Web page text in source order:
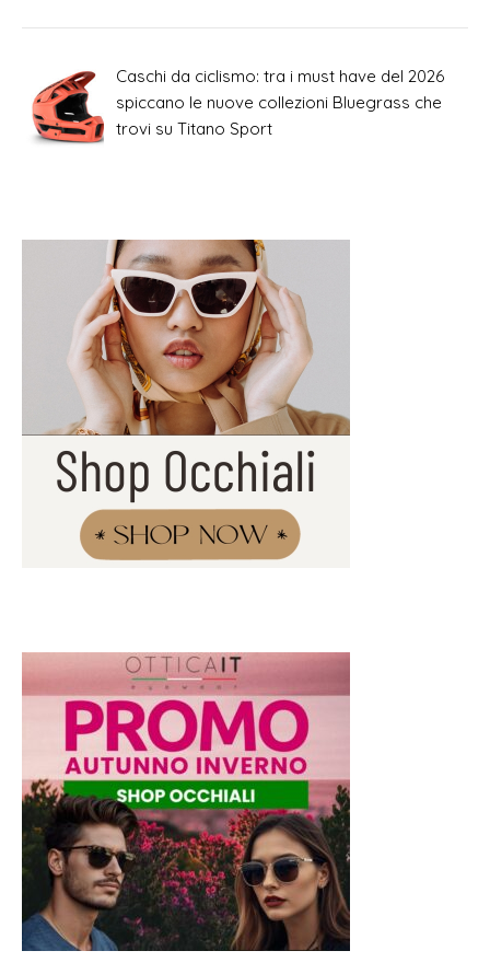
Caschi da ciclismo: tra i must have del 2026
spiccano le nuove collezioni Bluegrass che
trovi su Titano Sport